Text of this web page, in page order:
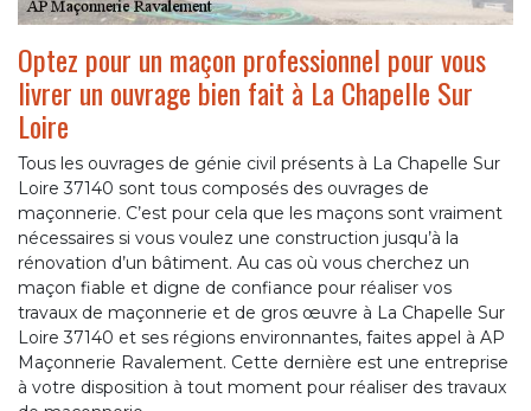
Optez pour un maçon professionnel pour vous
livrer un ouvrage bien fait à La Chapelle Sur
Loire
Tous les ouvrages de génie civil présents à La Chapelle Sur
Loire 37140 sont tous composés des ouvrages de
maçonnerie. C’est pour cela que les maçons sont vraiment
nécessaires si vous voulez une construction jusqu’à la
rénovation d’un bâtiment. Au cas où vous cherchez un
maçon fiable et digne de confiance pour réaliser vos
travaux de maçonnerie et de gros œuvre à La Chapelle Sur
Loire 37140 et ses régions environnantes, faites appel à AP
Maçonnerie Ravalement. Cette dernière est une entreprise
à votre disposition à tout moment pour réaliser des travaux